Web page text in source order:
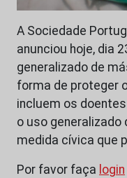
A Sociedade
anunciou hoje, dia
generalizado de
forma de proteger
incluem os
o uso
medida cívica que
Por favor faça login